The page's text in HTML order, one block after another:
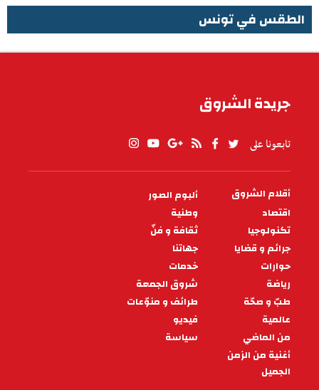
الطقس في تونس
جريدة الشروق
تابعونا على
PIED
DE
PAGE
أقلام الشروق
ألبوم الصور
اقتصاد
وطنية
تكنولوجيا
ثقافة و فنّ
جرائم و قضايا
جهاتنا
حوارات
خدمات
رياضة
شروق الجمعة
طبّ و صحّة
طرائف و منوّعات
عالمية
فيديو
من الماضي
سياسة
أغنية من الزمن
الجميل